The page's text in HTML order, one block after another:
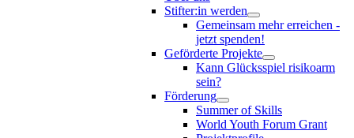
Stifter:in werden
Gemeinsam mehr erreichen -
jetzt spenden!
Geförderte Projekte
Kann Glücksspiel risikoarm
sein?
Förderung
Summer of Skills
World Youth Forum Grant